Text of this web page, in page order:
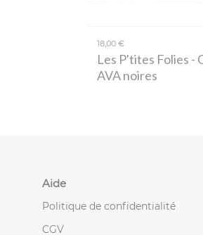
18,00 €
Les P'tites Folies -
AVA noires
Aide
Politique de confidentialité
CGV